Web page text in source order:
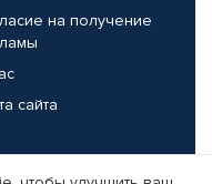
на получение
сайта